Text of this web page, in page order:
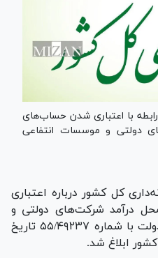
با اعتباری شدن حساب‌های
دولتی و موسسات انتفاعی
کل کشور درباره اعتباری
درآمد شرکت‌های دولتی و
موسسات انتفاعی وابسته به دولت با شماره ۵۵/۴۹۲۳۷ تاریخ